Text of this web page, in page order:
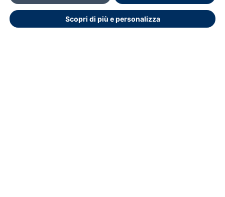
Per Informazioni e accesso al portale Contattare Ufficio
Formazione
Scopri di più e personalizza